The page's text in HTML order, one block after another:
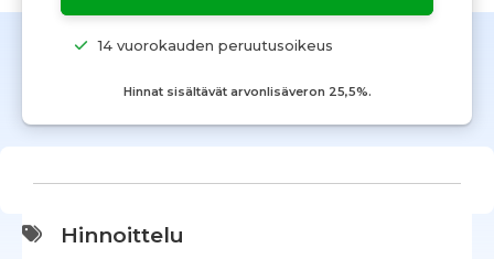
14 vuorokauden peruutusoikeus
Hinnat sisältävät arvonlisäveron 25,5%.
Hinnoittelu